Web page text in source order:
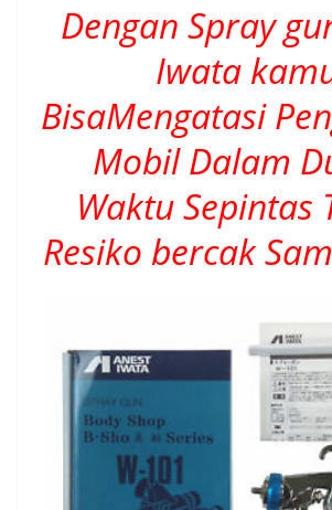
Dengan Spray
Iwata
BisaMengatasi
Mobil Dalam
Waktu Sepintas
Resiko bercak